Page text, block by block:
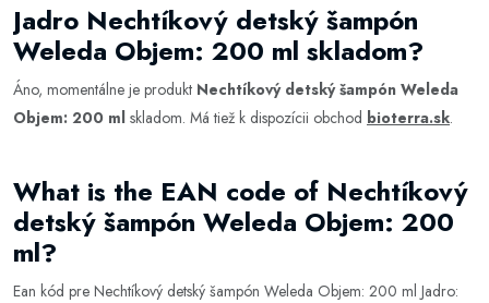
Jadro Nechtíkový detský šampón
Weleda Objem: 200 ml skladom?
Áno, momentálne je produkt Nechtíkový detský šampón Weleda
Objem: 200 ml skladom. Má tiež k dispozícii obchod bioterra.sk.
What is the EAN code of Nechtíkový
detský šampón Weleda Objem: 200
ml?
Ean kód pre Nechtíkový detský šampón Weleda Objem: 200 ml Jadro: